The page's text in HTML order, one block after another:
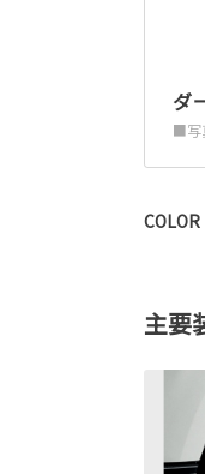
ダ
■写
COLOR
主要